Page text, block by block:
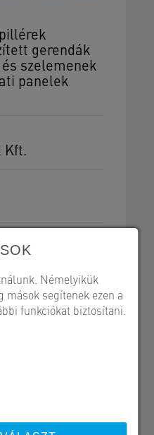
gerendák
szelemenek
panelek
Kft.
Kft.
Némelyikük
segítenek ezen a
funkciókat biztosítani.